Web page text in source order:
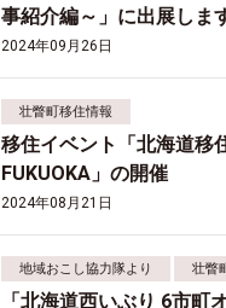
事紹介編～」に出展しま
2024年09月26日
壮瞥町移住情報
移住イベント「北海道移
FUKUOKA」の開催
2024年08月21日
地域おこし協力隊より 壮瞥
「北海道西いぶり 6市町